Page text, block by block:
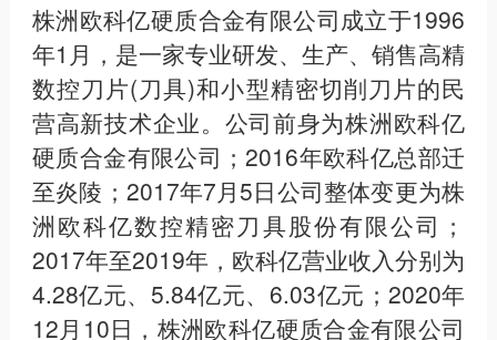
株洲欧科亿硬质合金有限公司成立于1996
年1月，是一家专业研发、生产、销售高精
数控刀片(刀具)和小型精密切削刀片的民
营高新技术企业。公司前身为株洲欧科亿
硬质合金有限公司；2016年欧科亿总部迁
至炎陵；2017年7月5日公司整体变更为株
洲欧科亿数控精密刀具股份有限公司；
2017年至2019年，欧科亿营业收入分别为
4.28亿元、5.84亿元、6.03亿元；2020年
12月10日，株洲欧科亿硬质合金有限公司